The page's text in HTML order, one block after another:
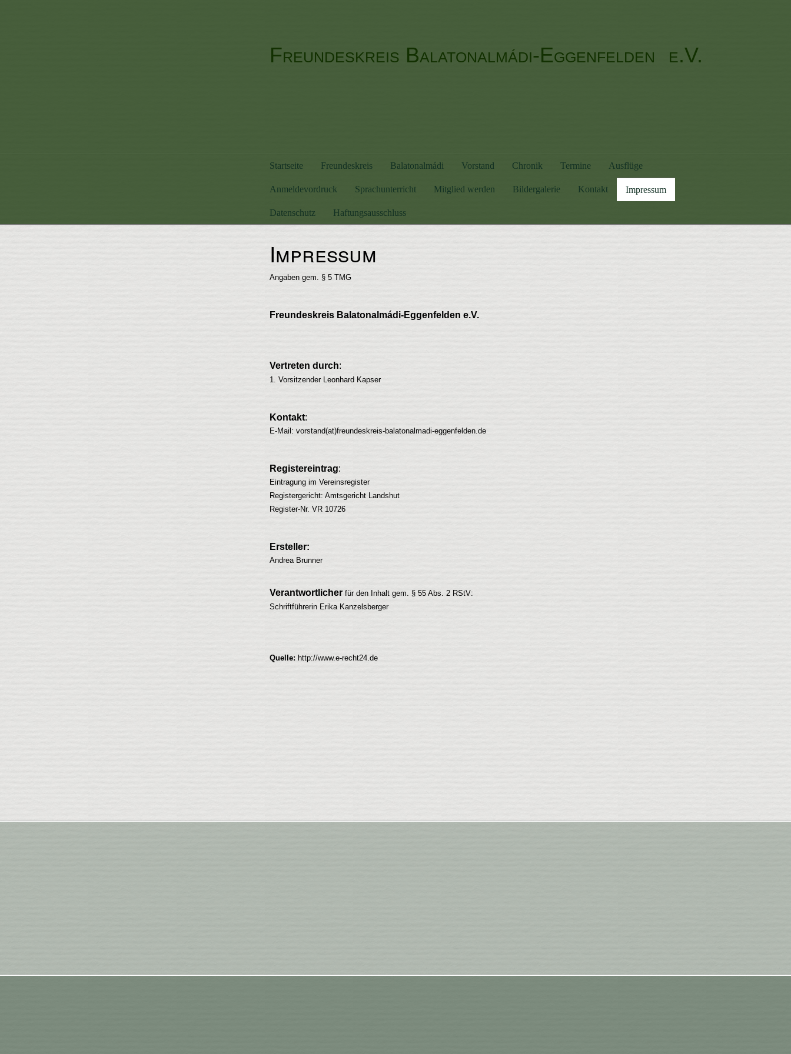
Freundeskreis Balatonalmádi-Eggenfelden e.V.
Startseite Freundeskreis Balatonalmádi Vorstand Chronik Termine Ausflüge
Anmeldevordruck Sprachunterricht Mitglied werden Bildergalerie Kontakt Impressum
Datenschutz Haftungsausschluss
Impressum
Angaben gem. § 5 TMG
Freundeskreis Balatonalmádi-Eggenfelden e.V.
Vertreten durch:
1. Vorsitzender Leonhard Kapser
Kontakt:
E-Mail: vorstand(at)freundeskreis-balatonalmadi-eggenfelden.de
Registereintrag:
Eintragung im Vereinsregister
Registergericht: Amtsgericht Landshut
Register-Nr. VR 10726
Ersteller:
Andrea Brunner
Verantwortlicher für den Inhalt gem. § 55 Abs. 2 RStV:
Schriftführerin Erika Kanzelsberger
Quelle: http://www.e-recht24.de